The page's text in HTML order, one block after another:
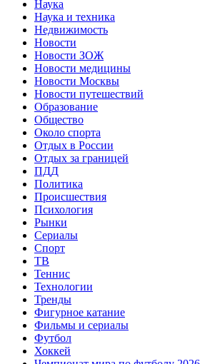
Наука
Наука и техника
Недвижимость
Новости
Новости ЗОЖ
Новости медицины
Новости Москвы
Новости путешествий
Образование
Общество
Около спорта
Отдых в России
Отдых за границей
ПДД
Политика
Происшествия
Психология
Рынки
Сериалы
Спорт
ТВ
Теннис
Технологии
Тренды
Фигурное катание
Фильмы и сериалы
Футбол
Хоккей